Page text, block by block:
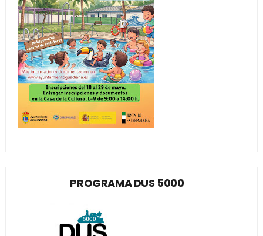
PROGRAMA DUS 5000